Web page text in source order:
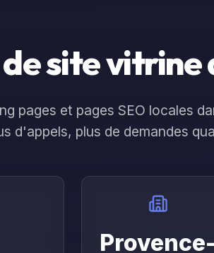
site vitrine
pages et pages SEO locales
d'appels, plus de demandes
Provence-